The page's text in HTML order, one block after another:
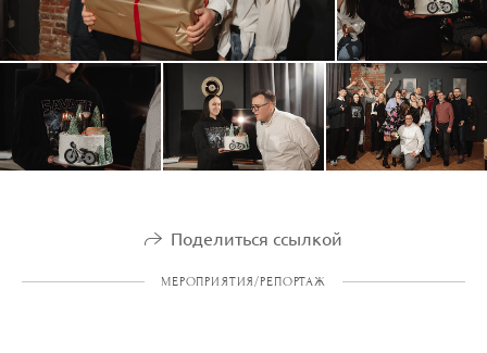
Поделиться ссылкой
МЕРОПРИЯТИЯ/РЕПОРТАЖ